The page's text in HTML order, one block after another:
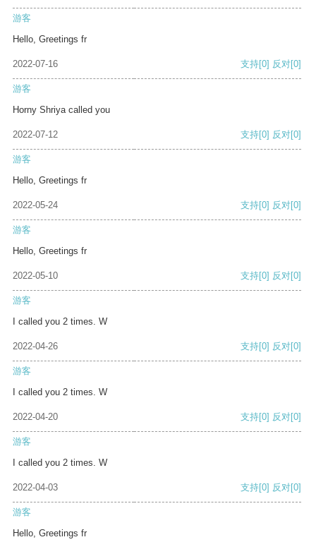
游客
Hello, Greetings fr
2022-07-16 支持[0] 反对[0]
游客
Horny Shriya called you
2022-07-12 支持[0] 反对[0]
游客
Hello, Greetings fr
2022-05-24 支持[0] 反对[0]
游客
Hello, Greetings fr
2022-05-10 支持[0] 反对[0]
游客
I called you 2 times. W
2022-04-26 支持[0] 反对[0]
游客
I called you 2 times. W
2022-04-20 支持[0] 反对[0]
游客
I called you 2 times. W
2022-04-03 支持[0] 反对[0]
游客
Hello, Greetings fr